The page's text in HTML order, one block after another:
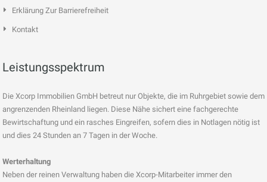
Erklärung Zur Barrierefreiheit
Kontakt
Leistungsspektrum
Die Xcorp Immobilien GmbH betreut nur Objekte, die im Ruhrgebiet sowie dem
angrenzenden Rheinland liegen. Diese Nähe sichert eine fachgerechte
Bewirtschaftung und ein rasches Eingreifen, sofern dies in Notlagen nötig ist
und dies 24 Stunden an 7 Tagen in der Woche.
Werterhaltung
Neben der reinen Verwaltung haben die Xcorp-Mitarbeiter immer den